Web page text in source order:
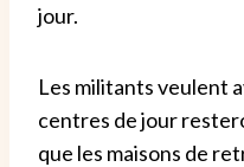
jour.
Les militants veulent
centres de jour
que les maisons de